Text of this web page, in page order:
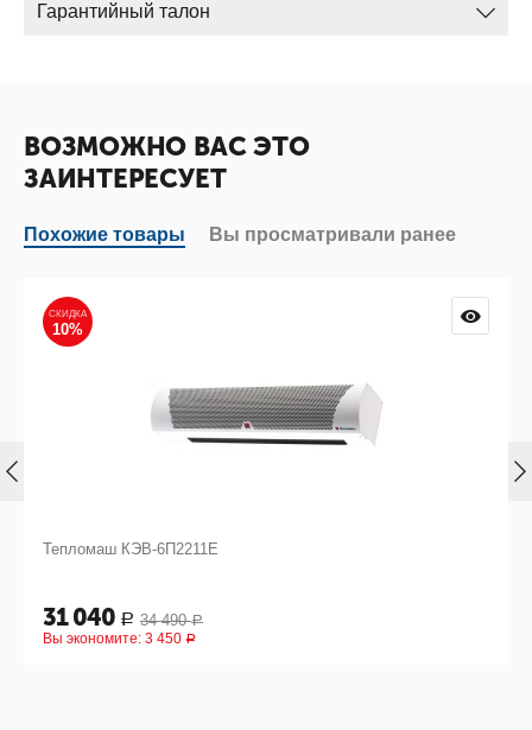
Гарантийный талон
ВОЗМОЖНО ВАС ЭТО
ЗАИНТЕРЕСУЕТ
Похожие товары Вы просматривали ранее
СКИДКА
10%
Тепломаш КЭВ-6П2211Е
31 040 Р 34 490 Р
Вы экономите: 3 450 Р